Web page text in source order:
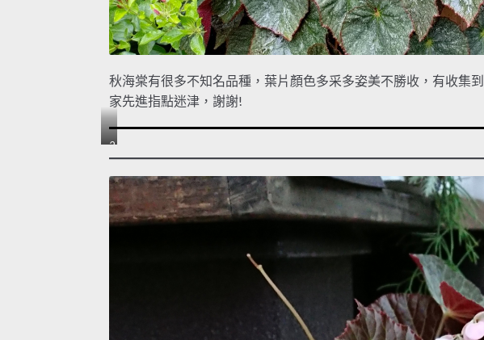
秋海棠有很多不知名品種，葉片顏色多采多姿美不勝收，有收集
家先進指點迷津，謝謝!
2
0
2
2
-
0